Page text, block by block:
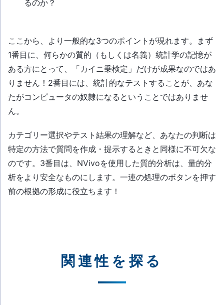
るのか？
ここから、より一般的な3つのポイントが現れます。まず
1番目に、何らかの質的（もしくは名義）統計学の記憶が
ある方にとって、「カイニ乗検定」だけが成果なのではあ
りません！2番目には、統計的なテストすることが、あな
たがコンピュータの奴隷になるということではありませ
ん。
カテゴリー選択やテスト結果の理解など、あなたの判断は
特定の方法で質問を作成・提示するときと同様に不可欠な
のです。3番目は、NVivoを使用した質的分析は、量的分
析をより安全なものにします。一連の処理のボタンを押す
前の根拠の形成に役立ちます！
関連性を探る